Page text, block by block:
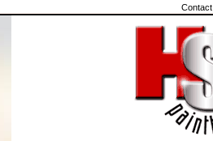
Contact